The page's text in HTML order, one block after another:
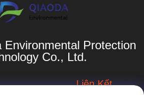
Environmental Protection
Co., Ltd.
Liên Kết